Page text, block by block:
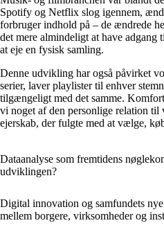
Spotify og Netflix slog igennem,
forbruger indhold på – de ændrede
det mere almindeligt at have
at eje en fysisk samling.
Denne udvikling har også påvirket
serier, laver playlister til enhver
tilgængeligt med det samme.
vi noget af den personlige relation til
ejerskab, der fulgte med at vælge,
Dataanalyse som fremtidens
udviklingen?
Digital innovation og samfundets
mellem borgere, virksomheder og